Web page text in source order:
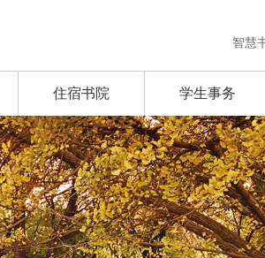
智慧
住宿书院 学生事务